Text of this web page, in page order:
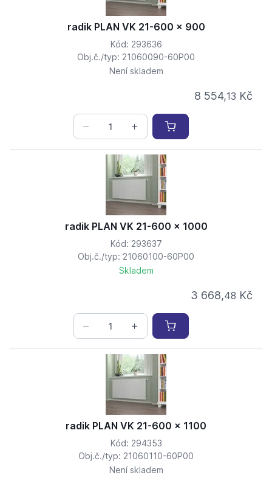
radik PLAN VK 21-600 x 900
Kód: 293636
Obj.č./typ: 21060090-60P00
Není skladem
8 554,13 Kč
radik PLAN VK 21-600 x 1000
Kód: 293637
Obj.č./typ: 21060100-60P00
Skladem
3 668,48 Kč
radik PLAN VK 21-600 x 1100
Kód: 294353
Obj.č./typ: 21060110-60P00
Není skladem